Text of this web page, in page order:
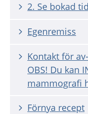
2. Se bokad tid
Egenremiss
Kontakt för
OBS! Du kan
mammografi
Förnya recept